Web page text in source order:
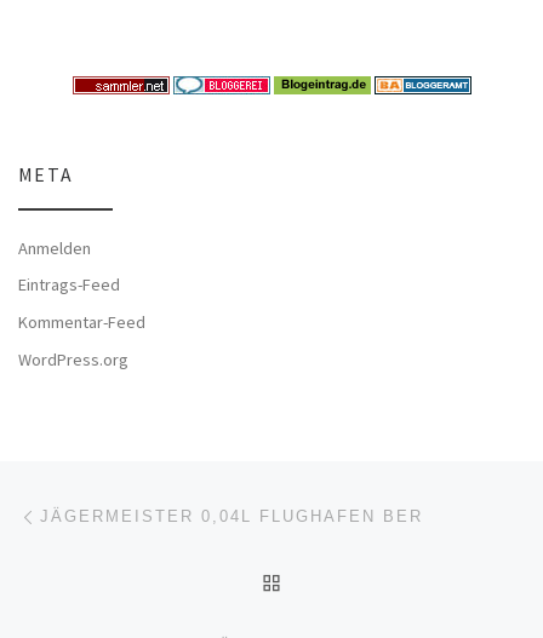
META
Anmelden
Eintrags-Feed
Kommentar-Feed
WordPress.org
Beitragsnavigation
JÄGERMEISTER 0,04L FLUGHAFEN BER